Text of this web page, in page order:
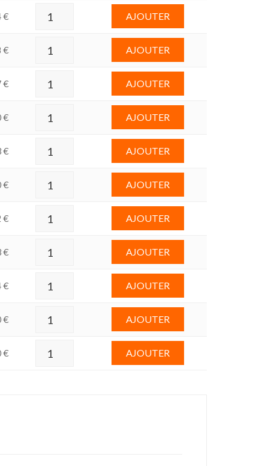
€ AJOUTER
€ AJOUTER
€ AJOUTER
€ AJOUTER
€ AJOUTER
€ AJOUTER
€ AJOUTER
€ AJOUTER
€ AJOUTER
€ AJOUTER
€ AJOUTER